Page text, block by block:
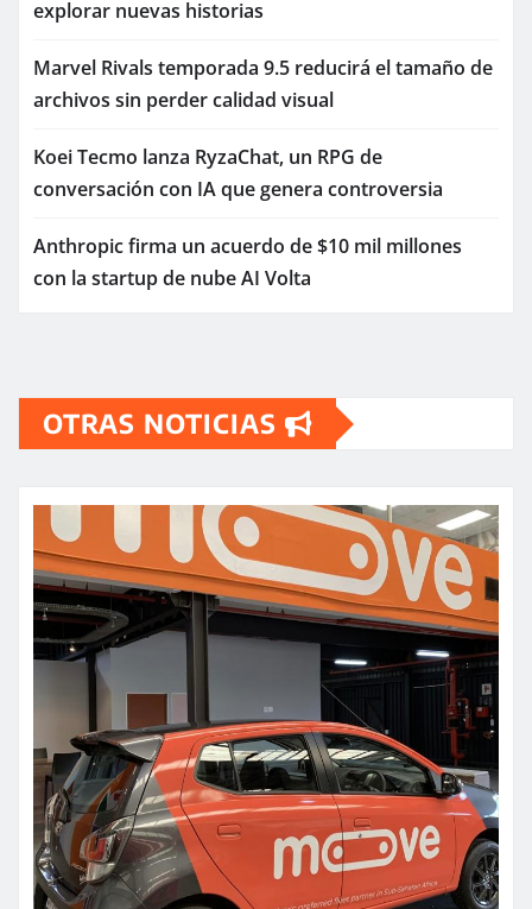
explorar nuevas historias
Marvel Rivals temporada 9.5 reducirá el tamaño de
archivos sin perder calidad visual
Koei Tecmo lanza RyzaChat, un RPG de
conversación con IA que genera controversia
Anthropic firma un acuerdo de $10 mil millones
con la startup de nube AI Volta
OTRAS NOTICIAS